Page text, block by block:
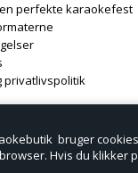
bruger
Hvis du klikker
perfekte karaokefest
privatlivspolitik